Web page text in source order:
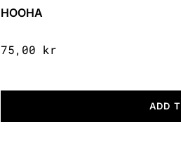
HOOHA
75,00 kr
ADD